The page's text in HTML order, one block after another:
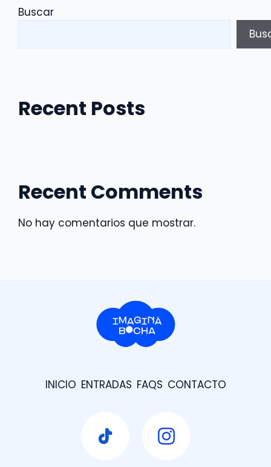
Buscar
Recent Posts
Recent Comments
No hay comentarios que mostrar.
INICIO ENTRADAS FAQS CONTACTO